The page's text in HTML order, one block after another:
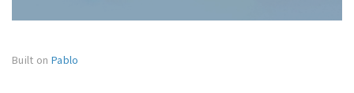
Built on Pablo